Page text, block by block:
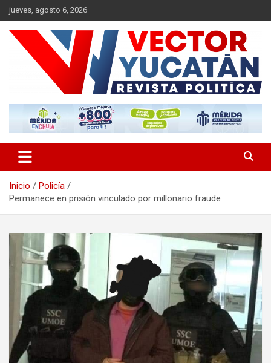
Saltar
al
contenido
jueves, agosto 6, 2026
Vector Yucatán
Inicio
Policía
Permanece en prisión vinculado por millonario fraude